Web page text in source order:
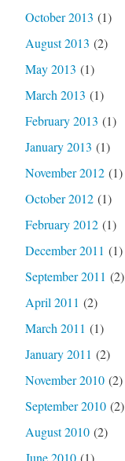
October 2013 (1)
August 2013 (2)
May 2013 (1)
March 2013 (1)
February 2013 (1)
January 2013 (1)
November 2012(1)
October 2012(1)
February 2012(1)
December 2011 (1)
September 2011 (2)
April 2011 (2)
March 2011 (1)
January 2011 (2)
November 2010(2)
September 2010(2)
August 2010(2)
June 2010(1)